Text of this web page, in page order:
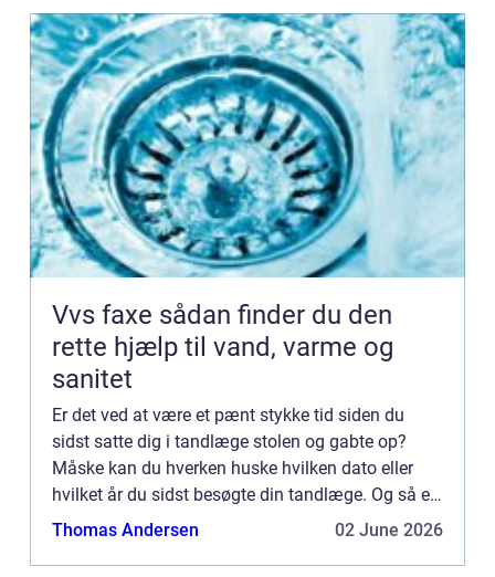
Vvs faxe sådan finder du den
rette hjælp til vand, varme og
sanitet
Er det ved at være et pænt stykke tid siden du
sidst satte dig i tandlæge stolen og gabte op?
Måske kan du hverken huske hvilken dato eller
hvilket år du sidst besøgte din tandlæge. Og så er
det ved at...
Thomas Andersen 02 June 2026